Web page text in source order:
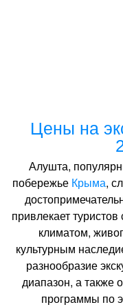
Цены на
Алушта,
побережье Крыма,
привлекает
климатом,
культурным
разнообразие
диапазон, а также
программы по